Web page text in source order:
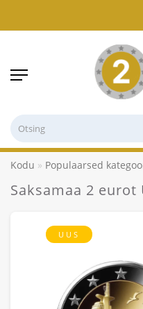
Kodu Populaarsed
Saksamaa 2 eurot
UUS